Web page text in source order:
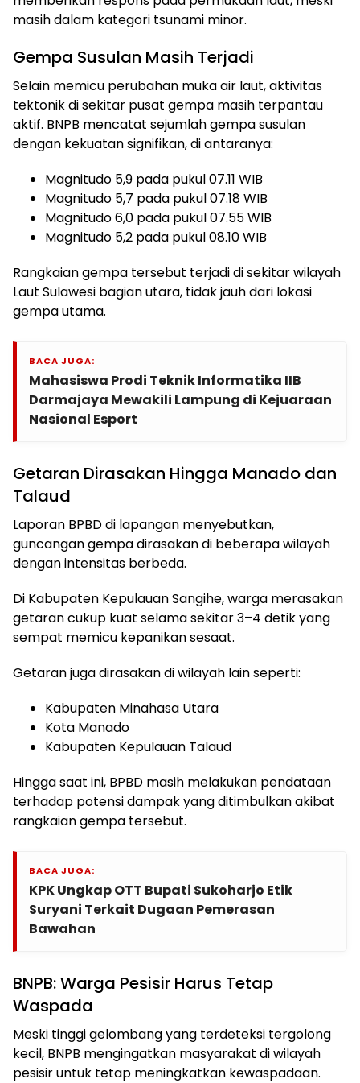
masih dalam kategori tsunami minor.
Gempa Susulan Masih Terjadi
Selain memicu perubahan muka air laut, aktivitas
tektonik di sekitar pusat gempa masih terpantau
aktif. BNPB mencatat sejumlah gempa susulan
dengan kekuatan signifikan, di antaranya:
Magnitudo 5,9 pada pukul 07.11 WIB
Magnitudo 5,7 pada pukul 07.18 WIB
Magnitudo 6,0 pada pukul 07.55 WIB
Magnitudo 5,2 pada pukul 08.10 WIB
Rangkaian gempa tersebut terjadi di sekitar wilayah
Laut Sulawesi bagian utara, tidak jauh dari lokasi
gempa utama.
BACA JUGA:
Mahasiswa Prodi Teknik Informatika IIB
Darmajaya Mewakili Lampung di Kejuaraan
Nasional Esport
Getaran Dirasakan Hingga Manado dan
Talaud
Laporan BPBD di lapangan menyebutkan,
guncangan gempa dirasakan di beberapa wilayah
dengan intensitas berbeda.
Di Kabupaten Kepulauan Sangihe, warga merasakan
getaran cukup kuat selama sekitar 3–4 detik yang
sempat memicu kepanikan sesaat.
Getaran juga dirasakan di wilayah lain seperti:
Kabupaten Minahasa Utara
Kota Manado
Kabupaten Kepulauan Talaud
Hingga saat ini, BPBD masih melakukan pendataan
terhadap potensi dampak yang ditimbulkan akibat
rangkaian gempa tersebut.
BACA JUGA:
KPK Ungkap OTT Bupati Sukoharjo Etik
Suryani Terkait Dugaan Pemerasan
Bawahan
BNPB: Warga Pesisir Harus Tetap
Waspada
Meski tinggi gelombang yang terdeteksi tergolong
kecil, BNPB mengingatkan masyarakat di wilayah
pesisir untuk tetap meningkatkan kewaspadaan.